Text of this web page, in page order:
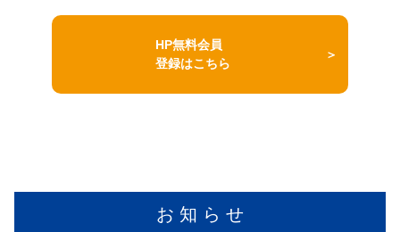
お 知 ら せ
HP無料会員
登録はこちら